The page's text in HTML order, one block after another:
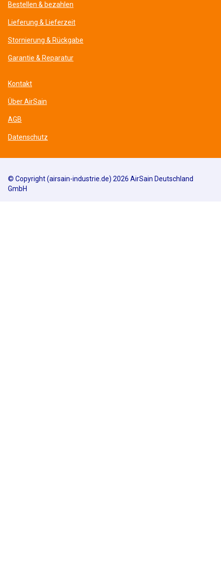
Bestellen & bezahlen
Lieferung & Lieferzeit
Stornierung & Rückgabe
Garantie & Reparatur
Kontakt
Über AirSain
AGB
Datenschutz
© Copyright (airsain-industrie.de) 2026 AirSain Deutschland
GmbH